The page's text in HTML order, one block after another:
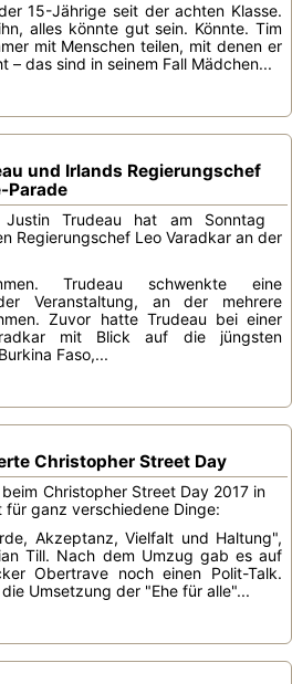
15-Jährige seit der achten Klasse.
alles könnte gut sein. Könnte. Tim
mit Menschen teilen, mit denen er
– das sind in seinem Fall Mädchen...
und Irlands Regierungschef
Parade
Justin Trudeau hat am Sonntag
Regierungschef Leo Varadkar an der
Trudeau schwenkte eine
Veranstaltung, an der mehrere
Zuvor hatte Trudeau bei einer
mit Blick auf die jüngsten
Faso,...
Christopher Street Day
Christopher Street Day 2017 in
ganz verschiedene Dinge:
Akzeptanz, Vielfalt und Haltung",
Till. Nach dem Umzug gab es auf
Obertrave noch einen Polit-Talk.
Umsetzung der "Ehe für alle"...